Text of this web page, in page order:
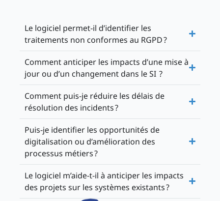
Le logiciel permet-il d’identifier les
traitements non conformes au RGPD ?
Comment anticiper les impacts d’une mise à
jour ou d’un changement dans le SI ?
Comment puis-je réduire les délais de
résolution des incidents ?
Puis-je identifier les opportunités de
digitalisation ou d’amélioration des
processus métiers ?
Le logiciel m’aide-t-il à anticiper les impacts
des projets sur les systèmes existants ?